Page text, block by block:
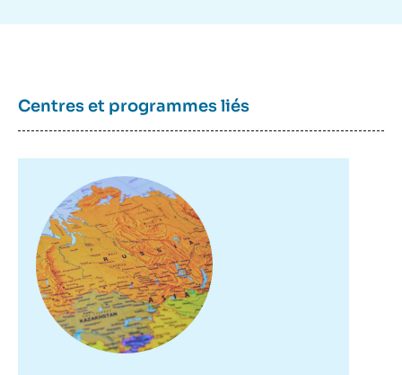
Centres et programmes liés
principale